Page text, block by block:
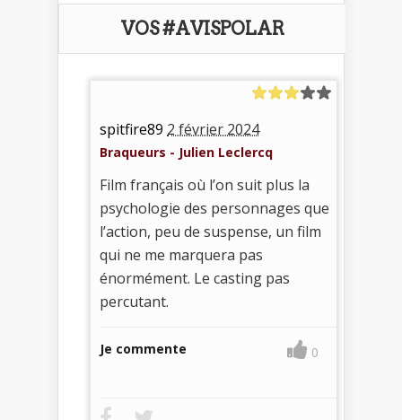
VOS #AVISPOLAR
spitfire89 2 février 2024
Braqueurs - Julien Leclercq
Film français où l’on suit plus la
psychologie des personnages que
l’action, peu de suspense, un film
qui ne me marquera pas
énormément. Le casting pas
percutant.
Je commente 0